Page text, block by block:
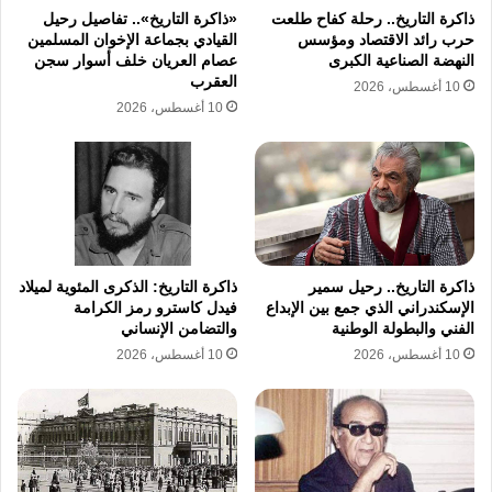
يرى الخبراء في الشؤون الأمنية أن ارتفاع أعداد
الضحايا إلى 3783 قتيلا يعد مؤشرا خطيرا على
فشل كافة المبادرات الدبلوماسية في كبح جماح
العمليات العسكرية، فالأرقام المعلنة من قبل
وزارة الصحة اللبنانية ليست مجرد إحصائيات، بل
هي انعكاس لواقع دموي يومي يعيشه اللبنانيون،
وتستمر الحكومة اللبنانية في مناشدة المجتمع
الدولي للتدخل العاجل لوقف نزيف الدماء وضمان
حماية المدنيين الذين أصبحوا هدفا مباشرا لهذه
إنسانية متعارف عليها.
تنتظر الدولة اللبنانية تحركا دوليا جادا يتجاوز
ذاكرة التاريخ.. رحلة كفاح طلعت
حرب رائد الاقتصاد ومؤسس
النهضة الصناعية الكبرى
10 أغسطس، 2026
«ذاكرة التاريخ».. تفاصيل رحيل
القيادي بجماعة الإخوان المسلمين
عصام العريان خلف أسوار سجن
العقرب
10 أغسطس، 2026
ذاكرة التاريخ.. رحيل سمير
الإسكندراني الذي جمع بين الإبداع
الفني والبطولة الوطنية
10 أغسطس، 2026
ذاكرة التاريخ: الذكرى المئوية لميلاد
فيدل كاسترو رمز الكرامة
والتضامن الإنساني
10 أغسطس، 2026